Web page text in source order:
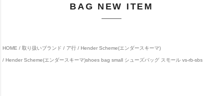
BAG NEW ITEM
HOME 取り扱いブランド ア行 Hender Scheme(エンダースキーマ)
Hender Scheme(エンダースキーマ)shoes bag small シューズバッグ スモール vs-rb-sbs